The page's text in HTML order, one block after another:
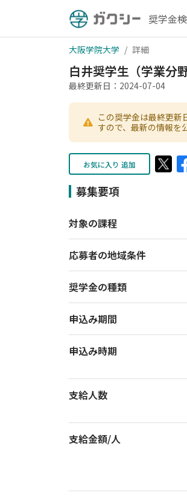
奨学金
大阪学院大学 詳細
白井奨学生（学業分野
最終更新日：2024-07-04
この奨学金は最終更新
すので、最新の情報を
お気に入り 追加
募集要項
対象の課程
応募者の地域条件
奨学金の種類
申込み期間
申込み時期
支給人数
支給金額/人